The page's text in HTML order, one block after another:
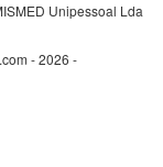
Unipessoal Lda
- 2026 -